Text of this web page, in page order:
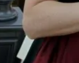
Hetzenhausen